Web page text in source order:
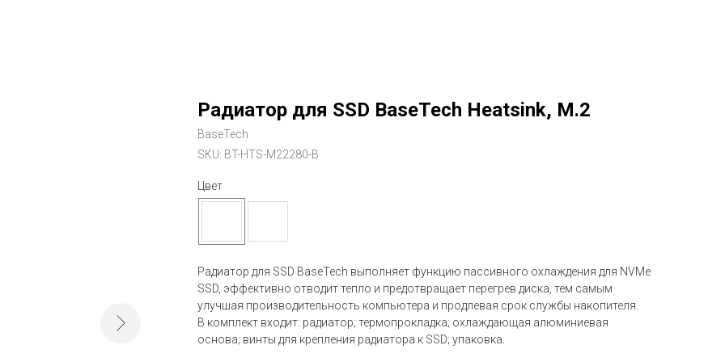
Радиатор для SSD BaseTech Heatsink, M.2
BaseTech
SKU: BT-HTS-M22280-B
Цвет
Радиатор для SSD BaseTech выполняет функцию пассивного охлаждения для NVMe
SSD, эффективно отводит тепло и предотвращает перегрев диска, тем самым
улучшая производительность компьютера и продлевая срок службы накопителя.
В комплект входит: радиатор; термопрокладка; охлаждающая алюминиевая
основа; винты для крепления радиатора к SSD; упаковка.